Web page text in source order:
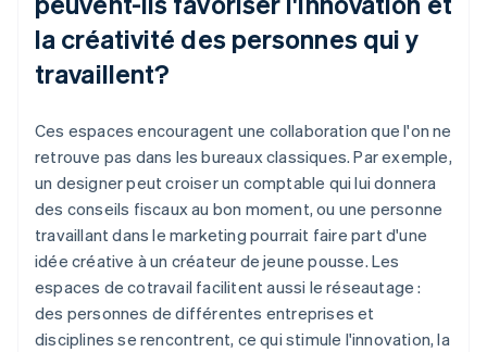
la créativité des personnes qui y
travaillent?
Ces espaces encouragent une collaboration que l'on ne
retrouve pas dans les bureaux classiques. Par exemple,
un designer peut croiser un comptable qui lui donnera
des conseils fiscaux au bon moment, ou une personne
travaillant dans le marketing pourrait faire part d'une
idée créative à un créateur de jeune pousse. Les
espaces de cotravail facilitent aussi le réseautage :
des personnes de différentes entreprises et
disciplines se rencontrent, ce qui stimule l'innovation, la